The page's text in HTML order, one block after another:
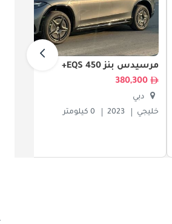
مرسيدس بنز EQS 450+
380,300
دبي
خليجي
2023 0 كيلومتر